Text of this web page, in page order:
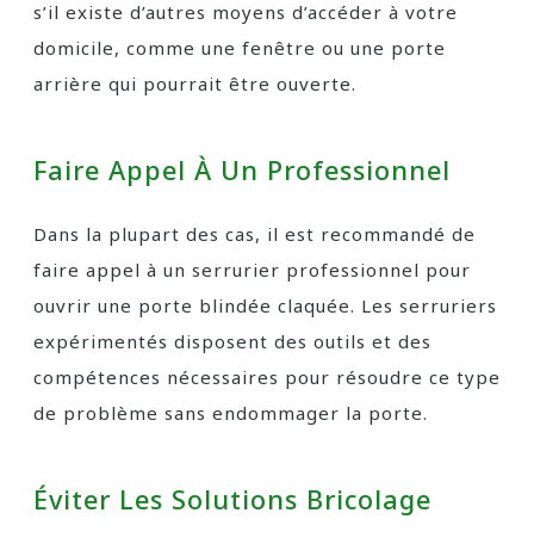
s’il existe d’autres moyens d’accéder à votre
domicile, comme une fenêtre ou une porte
arrière qui pourrait être ouverte.
Faire Appel À Un Professionnel
Dans la plupart des cas, il est recommandé de
faire appel à un serrurier professionnel pour
ouvrir une porte blindée claquée. Les serruriers
expérimentés disposent des outils et des
compétences nécessaires pour résoudre ce type
de problème sans endommager la porte.
Éviter Les Solutions Bricolage